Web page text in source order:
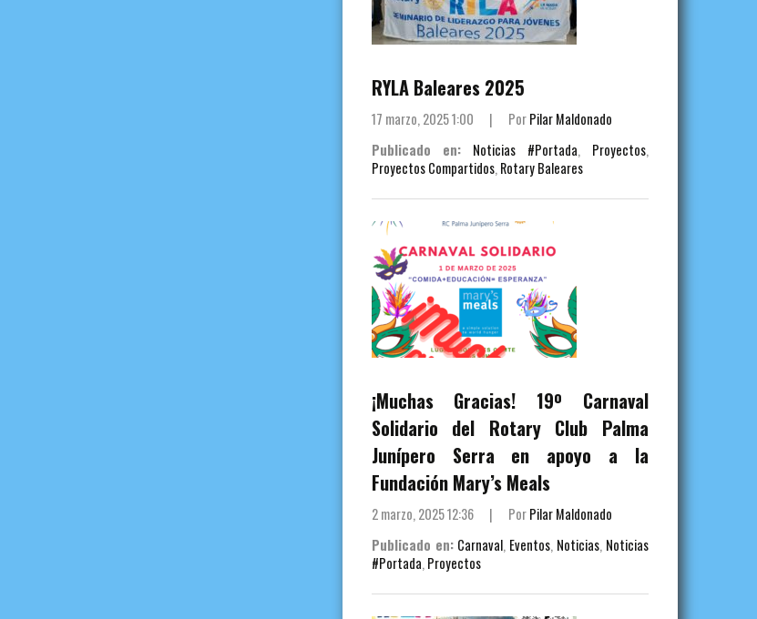
RYLA Baleares 2025
17 marzo, 2025 1:00 | PorPilar Maldonado
Publicado en:
Noticias #Portada, Proyectos,
Proyectos Compartidos, Rotary Baleares
¡Muchas Gracias! 19º Carnaval
Solidario del Rotary Club Palma
Junípero Serra en apoyo a la
Fundación Mary’s Meals
2 marzo, 2025 12:36 | PorPilar Maldonado
Publicado en: Carnaval, Eventos, Noticias, Noticias
#Portada, Proyectos